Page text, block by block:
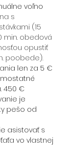
voľno
s
(15
min. obedová
opustiť
poobede).
len za 5 €
450 €
je
pešo od
asistovať s
vo vlastnej